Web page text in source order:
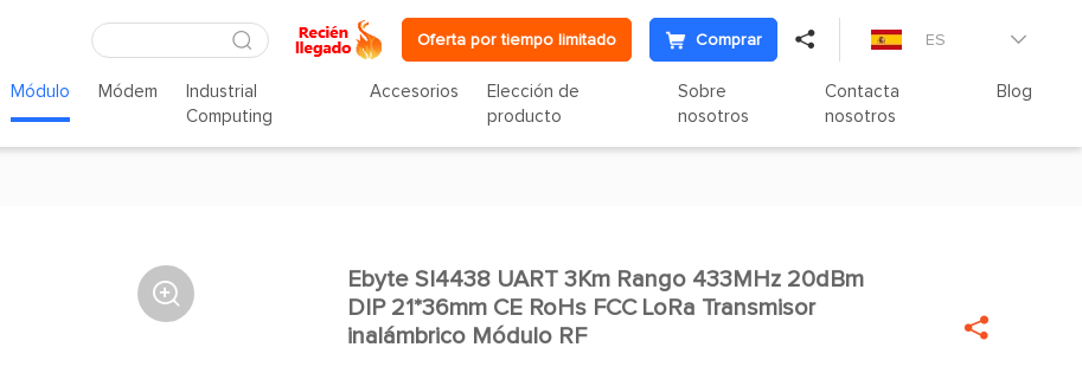
Oferta por tiempo limitado Comprar  ES 
Módulo Módem
Industrial
Computing
Accesorios
Elección de
producto
Sobre
nosotros
Contacta
nosotros
Blog
 
Ebyte SI4438 UART 3Km Rango 433MHz 20dBm
DIP 21*36mm CE RoHs FCC LoRa Transmisor
inalámbrico Módulo RF
